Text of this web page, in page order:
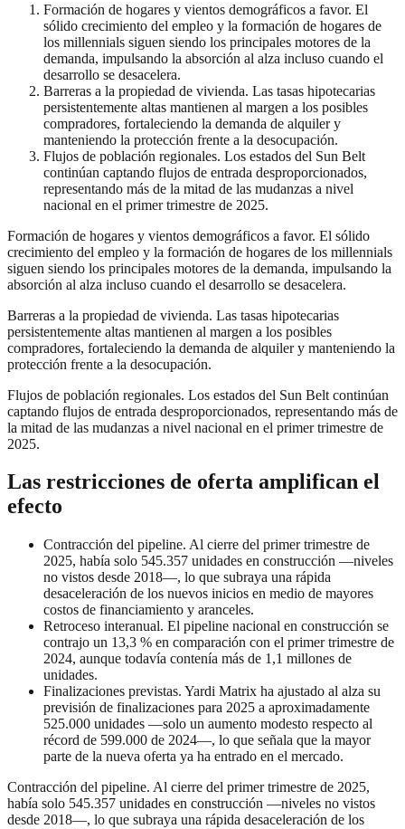
Formación de hogares y vientos demográficos a favor. El
sólido crecimiento del empleo y la formación de hogares de
los millennials siguen siendo los principales motores de la
demanda, impulsando la absorción al alza incluso cuando el
desarrollo se desacelera.
Barreras a la propiedad de vivienda. Las tasas hipotecarias
persistentemente altas mantienen al margen a los posibles
compradores, fortaleciendo la demanda de alquiler y
manteniendo la protección frente a la desocupación.
Flujos de población regionales. Los estados del Sun Belt
continúan captando flujos de entrada desproporcionados,
representando más de la mitad de las mudanzas a nivel
nacional en el primer trimestre de 2025.
Formación de hogares y vientos demográficos a favor. El sólido
crecimiento del empleo y la formación de hogares de los millennials
siguen siendo los principales motores de la demanda, impulsando la
absorción al alza incluso cuando el desarrollo se desacelera.
Barreras a la propiedad de vivienda. Las tasas hipotecarias
persistentemente altas mantienen al margen a los posibles
compradores, fortaleciendo la demanda de alquiler y manteniendo la
protección frente a la desocupación.
Flujos de población regionales. Los estados del Sun Belt continúan
captando flujos de entrada desproporcionados, representando más de
la mitad de las mudanzas a nivel nacional en el primer trimestre de
2025.
Las restricciones de oferta amplifican el
efecto
Contracción del pipeline. Al cierre del primer trimestre de
2025, había solo 545.357 unidades en construcción —niveles
no vistos desde 2018—, lo que subraya una rápida
desaceleración de los nuevos inicios en medio de mayores
costos de financiamiento y aranceles.
Retroceso interanual. El pipeline nacional en construcción se
contrajo un 13,3 % en comparación con el primer trimestre de
2024, aunque todavía contenía más de 1,1 millones de
unidades.
Finalizaciones previstas. Yardi Matrix ha ajustado al alza su
previsión de finalizaciones para 2025 a aproximadamente
525.000 unidades —solo un aumento modesto respecto al
récord de 599.000 de 2024—, lo que señala que la mayor
parte de la nueva oferta ya ha entrado en el mercado.
Contracción del pipeline. Al cierre del primer trimestre de 2025,
había solo 545.357 unidades en construcción —niveles no vistos
desde 2018—, lo que subraya una rápida desaceleración de los